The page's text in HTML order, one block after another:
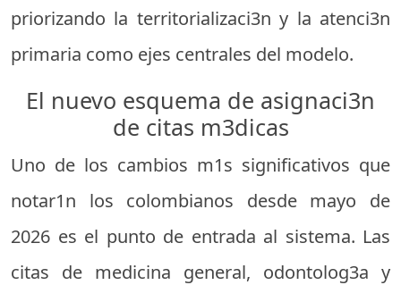
priorizando la territorializaci3n y la atenci3n
primaria como ejes centrales del modelo.
El nuevo esquema de asignaci3n
de citas m3dicas
Uno de los cambios m1s significativos que
notar1n los colombianos desde mayo de
2026 es el punto de entrada al sistema. Las
citas de medicina general, odontolog3a y